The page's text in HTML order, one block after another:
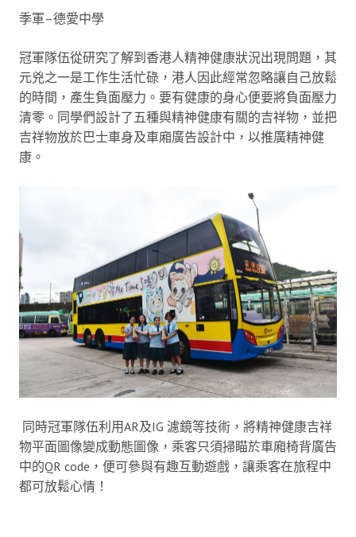
季軍–德愛中學
冠軍隊伍從研究了解到香港人精神健康狀況出現問題，其
元兇之一是工作生活忙碌，港人因此經常忽略讓自己放鬆
的時間，產生負面壓力。要有健康的身心便要將負面壓力
清零。同學們設計了五種與精神健康有關的吉祥物，並把
吉祥物放於巴士車身及車廂廣告設計中，以推廣精神健
康。
同時冠軍隊伍利用AR及IG 濾鏡等技術，將精神健康吉祥
物平面圖像變成動態圖像，乘客只須掃瞄於車廂椅背廣告
中的QR code，便可參與有趣互動遊戲，讓乘客在旅程中
都可放鬆心情！